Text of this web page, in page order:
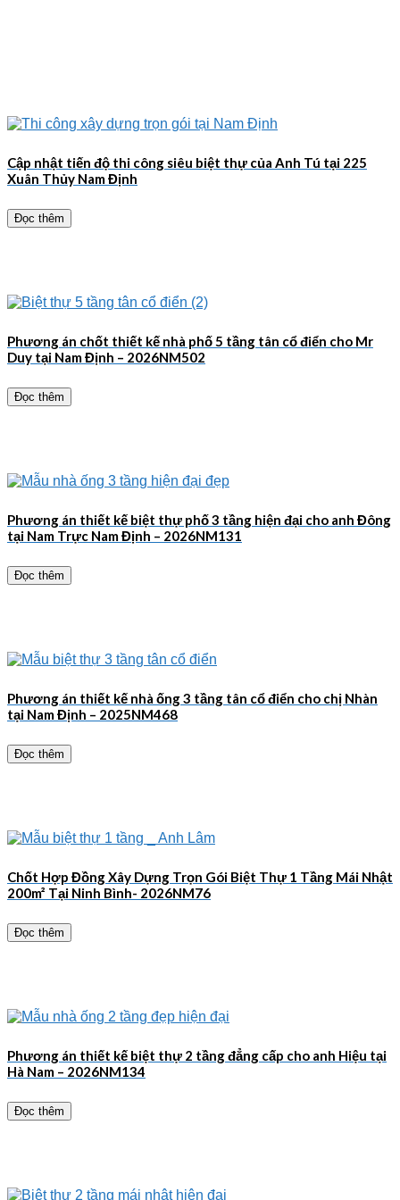
Cập nhật tiến độ thi công siêu biệt thự của Anh Tú tại 225
Xuân Thủy Nam Định
Đọc thêm
Phương án chốt thiết kế nhà phố 5 tầng tân cổ điển cho Mr
Duy tại Nam Định – 2026NM502
Đọc thêm
Phương án thiết kế biệt thự phố 3 tầng hiện đại cho anh Đông
tại Nam Trực Nam Định – 2026NM131
Đọc thêm
Phương án thiết kế nhà ống 3 tầng tân cổ điển cho chị Nhàn
tại Nam Định – 2025NM468
Đọc thêm
Chốt Hợp Đồng Xây Dựng Trọn Gói Biệt Thự 1 Tầng Mái Nhật
200m² Tại Ninh Bình- 2026NM76
Đọc thêm
Phương án thiết kế biệt thự 2 tầng đẳng cấp cho anh Hiệu tại
Hà Nam – 2026NM134
Đọc thêm